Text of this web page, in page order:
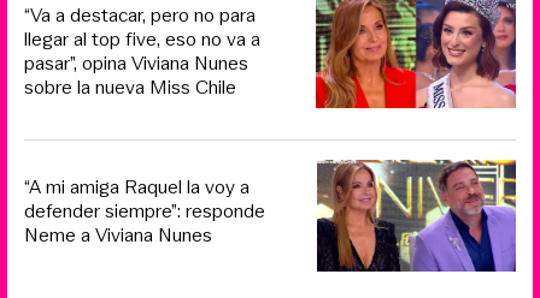
“Va a destacar, pero no para
llegar al top five, eso no va a
pasar”, opina Viviana Nunes
sobre la nueva Miss Chile
“A mi amiga Raquel la voy a
defender siempre”: responde
Neme a Viviana Nunes